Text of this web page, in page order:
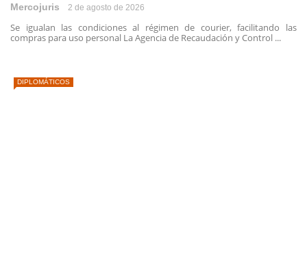
Mercojuris 2 de agosto de 2026
Se igualan las condiciones al régimen de courier, facilitando las
compras para uso personal La Agencia de Recaudación y Control ...
DIPLOMÁTICOS